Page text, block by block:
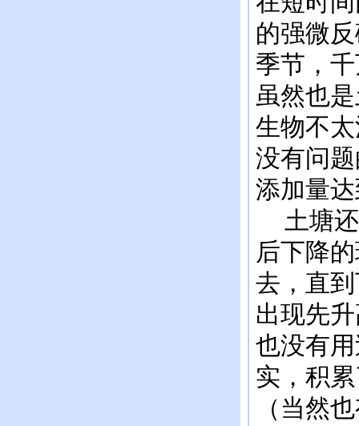
的强微
季节，
虽然也
生物不
没有问
添加量
土塘还
后下降
去，直
出现先
也没有
实，积
（当然